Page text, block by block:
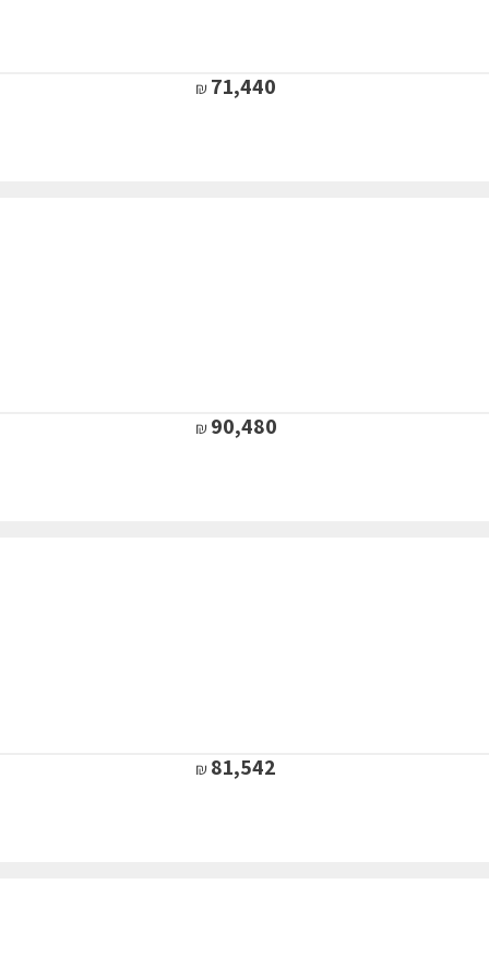
71,440
90,480
81,542